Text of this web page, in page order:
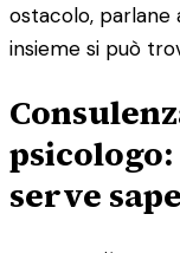
ostacolo, parlane
insieme si può
serve